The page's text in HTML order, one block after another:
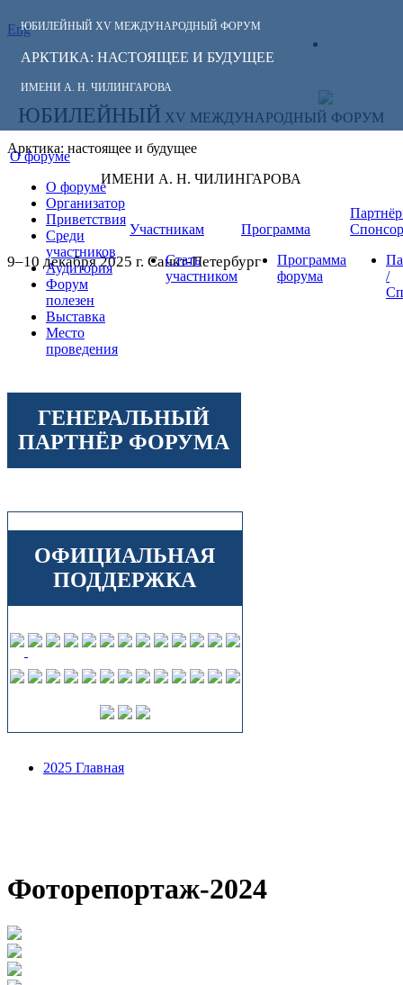
ЮБИЛЕЙНЫЙ XV МЕЖДУНАРОДНЫЙ ФОРУМ
АРКТИКА: НАСТОЯЩЕЕ И БУДУЩЕЕ
ИМЕНИ А. Н. ЧИЛИНГАРОВА
Eng
СЛЕДИТЕ ЗА
НОВОСТЯМИ
ФОРУМА:
ЮБИЛЕЙНЫЙ XV МЕЖДУНАРОДНЫЙ ФОРУМ
Арктика: настоящее и будущее
ИМЕНИ А. Н. ЧИЛИНГАРОВА
9–10 декабря 2025 г. Санкт-Петербург
О форуме
О форуме
Организатор
Приветствия
Среди
участников
Аудитория
Форум
полезен
Выставка
Место
проведения
Участникам
Стать
участником
Программа
Программа
форума
/
ГЕНЕРАЛЬНЫЙ
ПАРТНЁР ФОРУМА
ОФИЦИАЛЬНАЯ
ПОДДЕРЖКА
2025 Главная
Фоторепортаж-2024